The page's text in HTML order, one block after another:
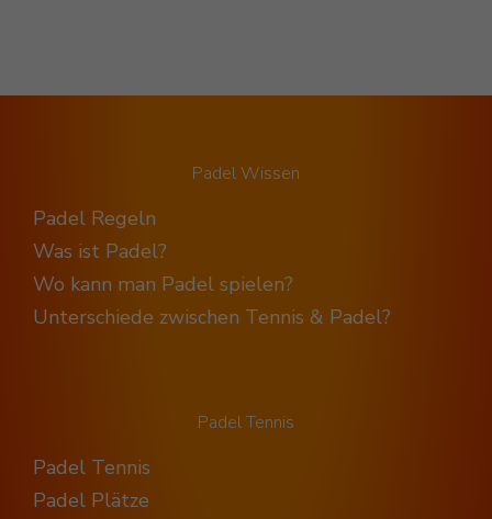
Padel Wissen
Padel Regeln
Was ist Padel?
Wo kann man Padel spielen?
Unterschiede zwischen Tennis & Padel?
Padel Tennis
Padel Tennis
Padel Plätze